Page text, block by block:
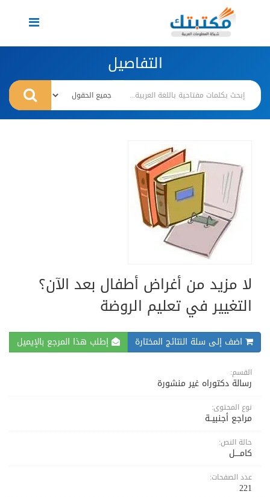
Toggle
navigation
التفاصيل
لا مزيد من أغراض أطفال بعد الآن؟
التغيير في تعليم الروضة
اضف إلى سلة النتائج المختارة إطلب هذا المرجع بالإيميل
القسم:
رسالة دكتوراه غير منشورة
نوع المحتوى:
مراجع أجنبيــة
حالة النص:
كامــــل
عدد الصفحات:
221